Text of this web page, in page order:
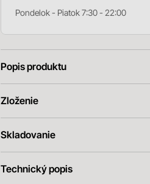
Pondelok - Piatok 7:30 - 22:00
Popis produktu
Zloženie
Skladovanie
Technický popis